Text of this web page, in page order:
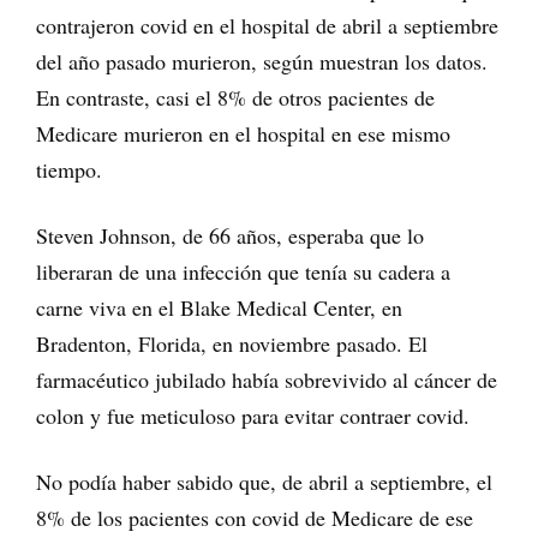
contrajeron covid en el hospital de abril a septiembre
del año pasado murieron, según muestran los datos.
En contraste, casi el 8% de otros pacientes de
Medicare murieron en el hospital en ese mismo
tiempo.
Steven Johnson, de 66 años, esperaba que lo
liberaran de una infección que tenía su cadera a
carne viva en el Blake Medical Center, en
Bradenton, Florida, en noviembre pasado. El
farmacéutico jubilado había sobrevivido al cáncer de
colon y fue meticuloso para evitar contraer covid.
No podía haber sabido que, de abril a septiembre, el
8% de los pacientes con covid de Medicare de ese